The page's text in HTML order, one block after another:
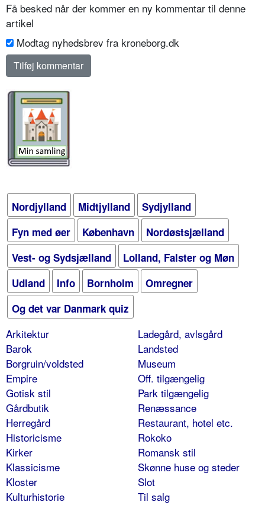
Få besked når der kommer en ny kommentar til denne
artikel
Modtag nyhedsbrev fra kroneborg.dk
Nordjylland Midtjylland
Sydjylland
Fyn med øer
København
Nordøstsjælland
Vest- og Sydsjælland
Lolland, Falster og Møn
Udland
Info Bornholm
Omregner
Og det var Danmark quiz
Arkitektur
Barok
Borgruin/voldsted
Empire
Gotisk stil
Gårdbutik
Herregård
Historicisme
Kirker
Klassicisme
Kloster
Kulturhistorie
Ladegård, avlsgård
Landsted
Museum
Off. tilgængelig
Park tilgængelig
Renæssance
Restaurant, hotel etc.
Rokoko
Romansk stil
Skønne huse og steder
Slot
Til salg